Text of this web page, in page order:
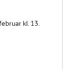
kl. 13.